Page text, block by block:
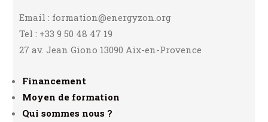
Email : formation@energyzon.org
Tel : +33 9 50 48 47 19
27 av. Jean Giono 13090 Aix-en-Provence
Financement
Moyen de formation
Qui sommes nous ?